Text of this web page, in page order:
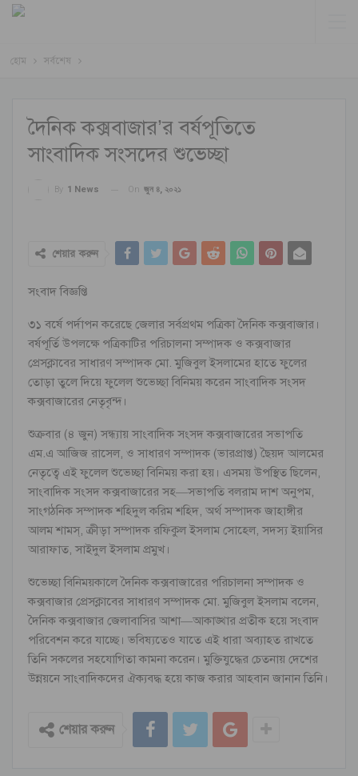
হোম সর্বশেষ
দৈনিক কক্সবাজার’র বর্ষপূতিতে
সাংবাদিক সংসদের শুভেচ্ছা
By 1 News On জুন ৪, ২০২১
শেয়ার করুন
সংবাদ বিজ্ঞপ্তি
৩১ বর্ষে পর্দাপন করেছে জেলার সর্বপ্রথম পত্রিকা দৈনিক কক্সবাজার।
বর্ষপূর্তি উপলক্ষে পত্রিকাটির পরিচালনা সম্পাদক ও কক্সবাজার
প্রেসক্লাবের সাধারণ সম্পাদক মো. মুজিবুল ইসলামের হাতে ফুলের
তোড়া তুলে দিয়ে ফুলেল শুভেচ্ছা বিনিময় করেন সাংবাদিক সংসদ
কক্সবাজারের নেতৃবৃন্দ।
শুক্রবার (৪ জুন) সন্ধ্যায় সাংবাদিক সংসদ কক্সবাজারের সভাপতি
এম.এ আজিজ রাসেল, ও সাধারণ সম্পাদক (ভারপ্রাপ্ত) ছৈয়দ আলমের
নেতৃত্বে এই ফুলেল শুভেচ্ছা বিনিময় করা হয়। এসময় উপস্থিত ছিলেন,
সাংবাদিক সংসদ কক্সবাজারের সহ—সভাপতি বলরাম দাশ অনুপম,
সাংগঠনিক সম্পাদক শহিদুল করিম শহিদ, অর্থ সম্পাদক জাহাঙ্গীর
আলম শামস্, ক্রীড়া সম্পাদক রফিকুল ইসলাম সোহেল, সদস্য ইয়াসির
আরাফাত, সাইদুল ইসলাম প্রমুখ।
শুভেচ্ছা বিনিময়কালে দৈনিক কক্সবাজারের পরিচালনা সম্পাদক ও
কক্সবাজার প্রেসক্লাবের সাধারণ সম্পাদক মো. মুজিবুল ইসলাম বলেন,
দৈনিক কক্সবাজার জেলাবাসির আশা—আকাঙ্খার প্রতীক হয়ে সংবাদ
পরিবেশন করে যাচ্ছে। ভবিষ্যতেও যাতে এই ধারা অব্যাহত রাখতে
তিনি সকলের সহযোগিতা কামনা করেন। মুক্তিযুদ্ধের চেতনায় দেশের
উন্নয়নে সাংবাদিকদের ঐক্যবদ্ধ হয়ে কাজ করার আহবান জানান তিনি।
শেয়ার করুন